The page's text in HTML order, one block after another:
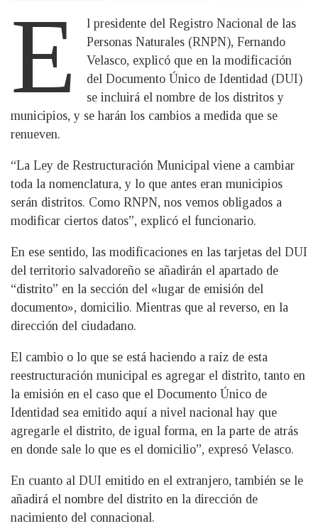
E
l presidente del Registro Nacional de las
Personas Naturales (RNPN), Fernando
Velasco, explicó que en la modificación
del Documento Único de Identidad (DUI)
se incluirá el nombre de los distritos y
municipios, y se harán los cambios a medida que se
renueven.
“La Ley de Restructuración Municipal viene a cambiar
toda la nomenclatura, y lo que antes eran municipios
serán distritos. Como RNPN, nos vemos obligados a
modificar ciertos datos”, explicó el funcionario.
En ese sentido, las modificaciones en las tarjetas del DUI
del territorio salvadoreño se añadirán el apartado de
“distrito” en la sección del «lugar de emisión del
documento», domicilio. Mientras que al reverso, en la
dirección del ciudadano.
El cambio o lo que se está haciendo a raíz de esta
reestructuración municipal es agregar el distrito, tanto en
la emisión en el caso que el Documento Único de
Identidad sea emitido aquí a nivel nacional hay que
agregarle el distrito, de igual forma, en la parte de atrás
en donde sale lo que es el domicilio”, expresó Velasco.
En cuanto al DUI emitido en el extranjero, también se le
añadirá el nombre del distrito en la dirección de
nacimiento del connacional.